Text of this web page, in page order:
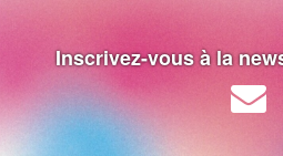
Inscrivez-vous à la